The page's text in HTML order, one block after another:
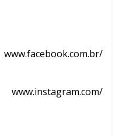
www.facebook.com.br/
www.instagram.com/